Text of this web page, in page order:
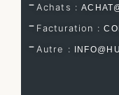
Achats :
Facturation :
Autre :